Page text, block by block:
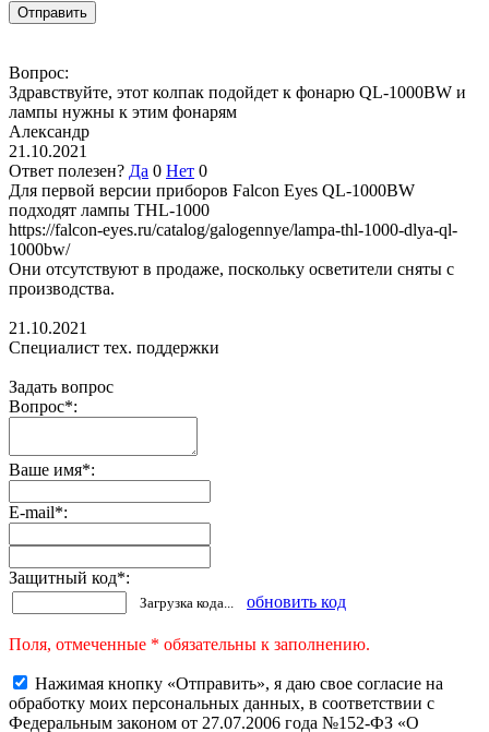
Вопрос:
Здравствуйте, этот колпак подойдет к фонарю QL-1000BW и
лампы нужны к этим фонарям
Александр
21.10.2021
Ответ полезен? Да 0 Нет 0
Для первой версии приборов Falcon Eyes QL-1000BW
подходят лампы THL-1000
https://falcon-eyes.ru/catalog/galogennye/lampa-thl-1000-dlya-ql-
1000bw/
Они отсутствуют в продаже, поскольку осветители сняты с
производства.
21.10.2021
Специалист тех. поддержки
Задать вопрос
Вопрос*:
Ваше имя*:
E-mail*:
Защитный код*:
Загрузка кода... обновить код
Поля, отмеченные * обязательны к заполнению.
Нажимая кнопку «Отправить», я даю свое согласие на
обработку моих персональных данных, в соответствии с
Федеральным законом от 27.07.2006 года №152-ФЗ «О